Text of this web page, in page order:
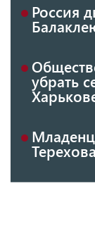
Россия
убрать